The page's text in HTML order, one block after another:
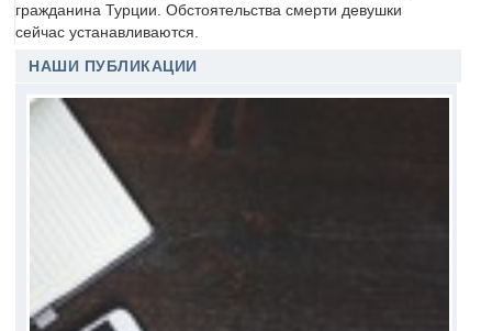
гражданина Турции. Обстоятельства смерти девушки
сейчас устанавливаются.
НАШИ ПУБЛИКАЦИИ